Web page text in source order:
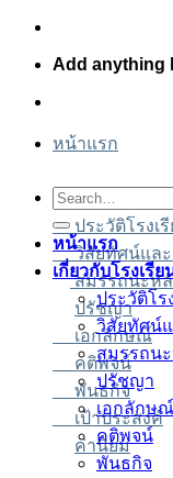
Skip
contentAdd anything
หน้าแรก
ประวัติโรงเรี
วิสัยทัศน์และ
สมรรถนะห
ปรัชญา
เอกลักษณ์
คติพจน์
พันธกิจ
เป้าประสงค์
ค่านิยม
Search
for:
หน้าแรก
เกี่ยวกับโรงเรีย
ประวัติโร
วิสัยทัศน์
สมรรถน
ปรัชญา
เอกลักษ
คติพจน์
พันธกิจ